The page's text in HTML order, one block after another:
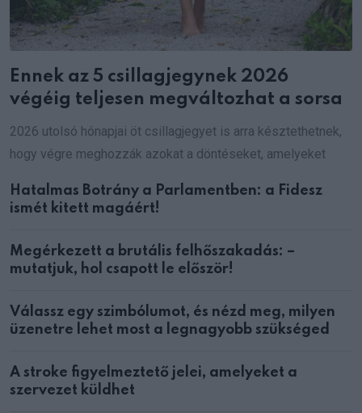
Ennek az 5 csillagjegynek 2026
végéig teljesen megváltozhat a sorsa
2026 utolsó hónapjai öt csillagjegyet is arra késztethetnek,
hogy végre meghozzák azokat a döntéseket, amelyeket
Hatalmas Botrány a Parlamentben: a Fidesz
ismét kitett magáért!
Megérkezett a brutális felhőszakadás: –
mutatjuk, hol csapott le először!
Válassz egy szimbólumot, és nézd meg, milyen
üzenetre lehet most a legnagyobb szükséged
A stroke figyelmeztető jelei, amelyeket a
szervezet küldhet